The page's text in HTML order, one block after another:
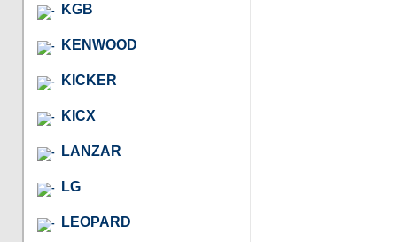
KGB
KENWOOD
KICKER
KICX
LANZAR
LG
LEOPARD